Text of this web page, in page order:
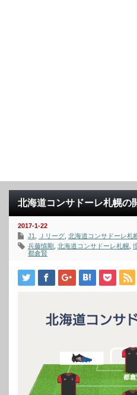
北海道コンサドーレ札幌の
2017-1-22
J1
Ｊリーグ 北海道コンサドーレ札
兵藤慎剛
北海道コンサドーレ札幌
都倉賢